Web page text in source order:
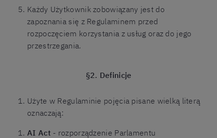
Każdy Użytkownik zobowiązany jest do
zapoznania się z Regulaminem przed
rozpoczęciem korzystania z usług oraz do jego
przestrzegania.
§2. Definicje
Użyte w Regulaminie pojęcia pisane wielką literą
oznaczają:
AI Act - rozporządzenie Parlamentu